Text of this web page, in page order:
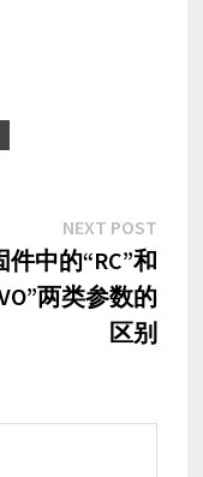
NEXT POST
件中的“RC”和
两类参数的
区别